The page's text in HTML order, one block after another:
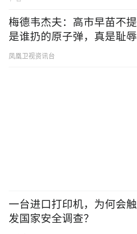
梅德韦杰夫：高市早苗不提
是谁扔的原子弹，真是耻辱
凤凰卫视资讯台
一台进口打印机，为何会触
发国家安全调查？